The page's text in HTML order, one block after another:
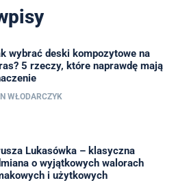
wybrać deski kompozytowe na
5 rzeczy, które naprawdę mają
WŁODARCZYK
Lukasówka – klasyczna
o wyjątkowych walorach
i użytkowych